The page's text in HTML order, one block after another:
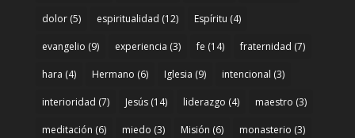
dolor(5) espiritualidad (12) Espíritu (4)
evangelio (9) experiencia (3) fe (14) fraternidad (7)
hara (4) Hermano (6) Iglesia (9) intencional (3)
interioridad (7) Jesús(14) liderazgo (4) maestro (3)
meditación (6) miedo (3) Misión (6) monasterio (3)